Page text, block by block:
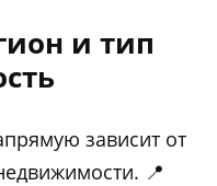
и тип
зависит от
📍